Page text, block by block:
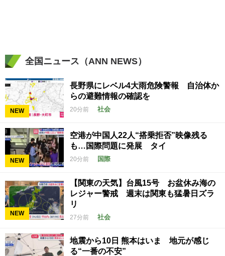
全国ニュース（ANN NEWS）
NEW
長野県にレベル4大雨危険警報 自治体か
らの避難情報の確認を
20分前 社会
NEW
空港が中国人22人“搭乗拒否”映像残る
も…国際問題に発展 タイ
20分前 国際
NEW
【関東の天気】台風15号 お盆休み海の
レジャー警戒 週末は関東も猛暑日ズラ
リ
27分前 社会
地震から10日 熊本はいま 地元が感じ
る“一番の不安”